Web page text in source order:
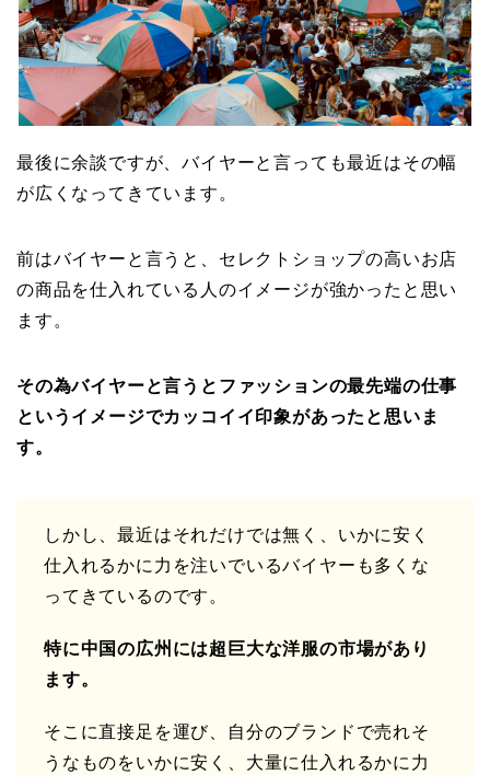
最後に余談ですが、バイヤーと言っても最近はその幅
が広くなってきています。
前はバイヤーと言うと、セレクトショップの高いお店
の商品を仕入れている人のイメージが強かったと思い
ます。
その為バイヤーと言うとファッションの最先端の仕事
というイメージでカッコイイ印象があったと思いま
す。
しかし、最近はそれだけでは無く、いかに安く
仕入れるかに力を注いでいるバイヤーも多くな
ってきているのです。
特に中国の広州には超巨大な洋服の市場があり
ます。
そこに直接足を運び、自分のブランドで売れそ
うなものをいかに安く、大量に仕入れるかに力